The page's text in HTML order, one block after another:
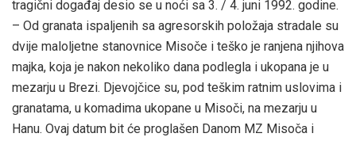
tragični događaj desio se u noći sa 3. / 4. juni 1992. godine.
– Od granata ispaljenih sa agresorskih položaja stradale su
dvije maloljetne stanovnice Misoče i teško je ranjena njihova
majka, koja je nakon nekoliko dana podlegla i ukopana je u
mezarju u Brezi. Djevojčice su, pod teškim ratnim uslovima i
granatama, u komadima ukopane u Misoči, na mezarju u
Hanu. Ovaj datum bit će proglašen Danom MZ Misoča i